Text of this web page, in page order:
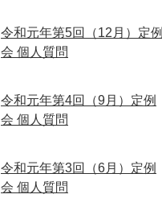
令和元年第5回（12月）定例
会 個人質問
令和元年第4回（9月）定例
会 個人質問
令和元年第3回（6月）定例
会 個人質問